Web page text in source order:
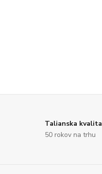
Talianska kvalita
50 rokov na trhu